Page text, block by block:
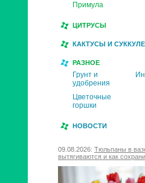
Примула
ЦИТРУСЫ
КАКТУСЫ И
РАЗНОЕ
Грунт и
удобрения
Цветочные
горшки
НОВОСТИ
09.08.2026: Тюльпаны в
вытягиваются и как